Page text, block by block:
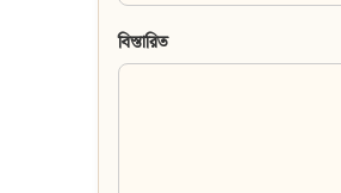
বিস্তারিত